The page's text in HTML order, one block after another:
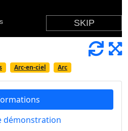
Arc-en-ciel Arc
démonstration